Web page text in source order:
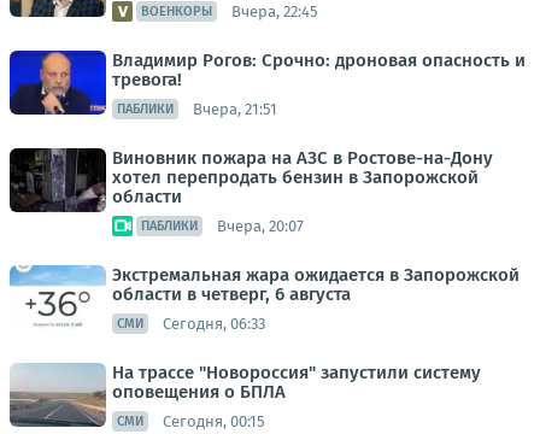
ВОЕНКОРЫ Вчера, 22:45
Владимир Рогов: Срочно: дроновая опасность и
тревога!
ПАБЛИКИ Вчера, 21:51
Виновник пожара на АЗС в Ростове-на-Дону
хотел перепродать бензин в Запорожской
области
ПАБЛИКИ Вчера, 20:07
Экстремальная жара ожидается в Запорожской
области в четверг, 6 августа
СМИ Сегодня, 06:33
На трассе "Новороссия" запустили систему
оповещения о БПЛА
СМИ Сегодня, 00:15